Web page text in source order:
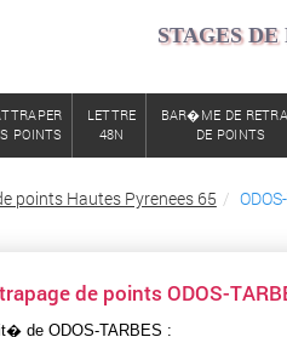
STAGES
POINTS
LETTRE
48N
BAR�ME DE
DE POINTS
points Hautes Pyrenees 65
de points ODOS-
de ODOS-TARBES :